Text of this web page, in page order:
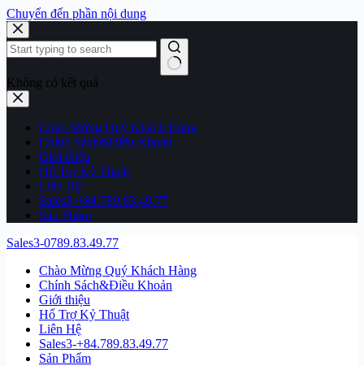
Chuyển đến phần nội dung
Không có kết quả
Chào Mừng Quý Khách Hàng
Chính Sách&Điều Khoản
Giới thiệu
Hổ Trợ Kỷ Thuật
Liên Hệ
Sales3-+84.789.83.49.77
Sản Phẩm
Sales3-0789.83.49.77
Chào Mừng Quý Khách Hàng
Chính Sách&Điều Khoản
Giới thiệu
Hổ Trợ Kỷ Thuật
Liên Hệ
Sales3-+84.789.83.49.77
Sản Phẩm